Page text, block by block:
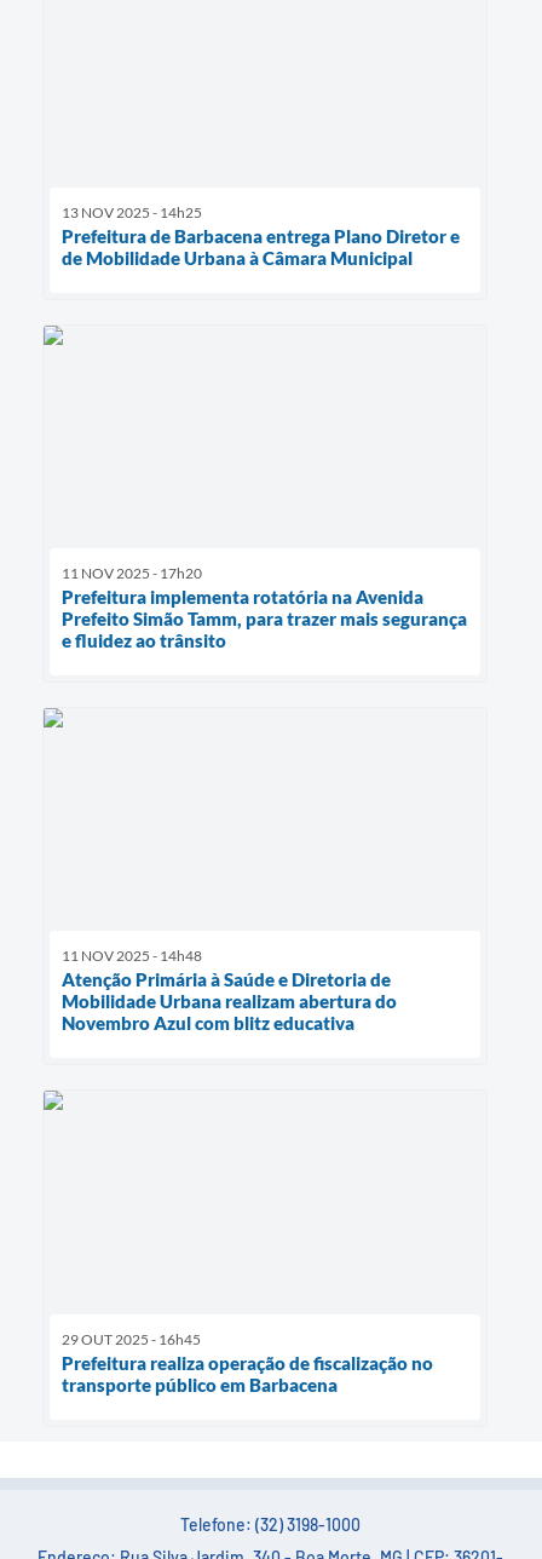
13 NOV 2025 - 14h25
Prefeitura de Barbacena entrega Plano Diretor e
de Mobilidade Urbana à Câmara Municipal
11 NOV 2025 - 17h20
Prefeitura implementa rotatória na Avenida
Prefeito Simão Tamm, para trazer mais segurança
e fluidez ao trânsito
11 NOV 2025 - 14h48
Atenção Primária à Saúde e Diretoria de
Mobilidade Urbana realizam abertura do
Novembro Azul com blitz educativa
29 OUT 2025 - 16h45
Prefeitura realiza operação de fiscalização no
transporte público em Barbacena
Telefone: (32) 3198-1000